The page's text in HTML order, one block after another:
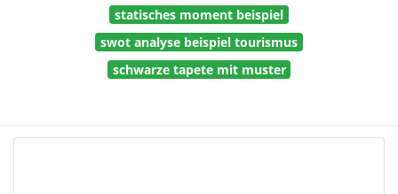
statisches moment beispiel
swot analyse beispiel tourismus
schwarze tapete mit muster